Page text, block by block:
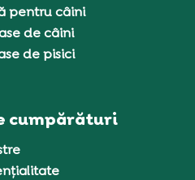
pentru câini
de câini
de pisici
cumpărături